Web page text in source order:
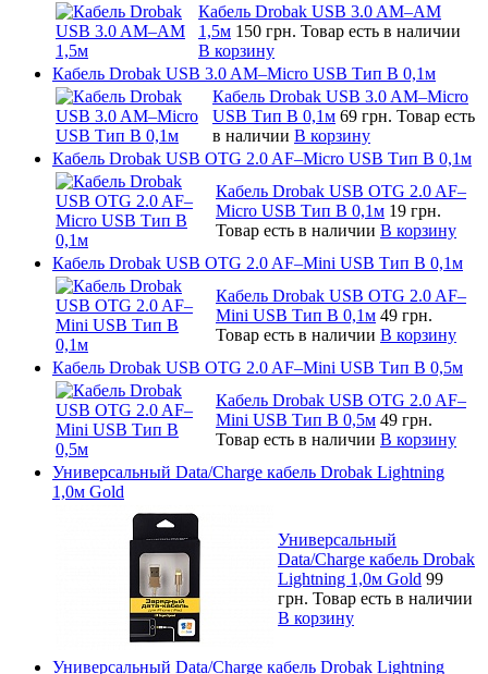
Кабель Drobak USB 3.0 AM–AM
1,5м 150 грн. Товар есть в наличии
В корзину
Кабель Drobak USB 3.0 AM–Micro USB Тип B 0,1м
Кабель Drobak USB 3.0 AM–Micro
USB Тип B 0,1м 69 грн. Товар есть
в наличии В корзину
Кабель Drobak USB OTG 2.0 AF–Micro USB Тип B 0,1м
Кабель Drobak USB OTG 2.0 AF–
Micro USB Тип B 0,1м 19 грн.
Товар есть в наличии В корзину
Кабель Drobak USB OTG 2.0 AF–Mini USB Тип B 0,1м
Кабель Drobak USB OTG 2.0 AF–
Mini USB Тип B 0,1м 49 грн.
Товар есть в наличии В корзину
Кабель Drobak USB OTG 2.0 AF–Mini USB Тип B 0,5м
Кабель Drobak USB OTG 2.0 AF–
Mini USB Тип B 0,5м 49 грн.
Товар есть в наличии В корзину
Универсальный Data/Charge кабель Drobak Lightning
1,0м Gold
Универсальный
Data/Charge кабель Drobak
Lightning 1,0м Gold 99
грн. Товар есть в наличии
В корзину
Универсальный Data/Charge кабель Drobak Lightning